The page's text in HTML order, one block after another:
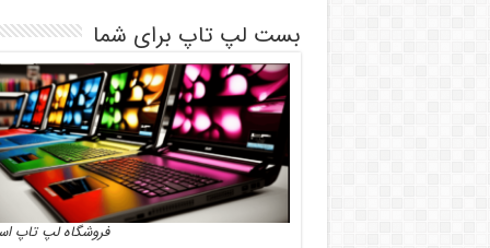
بست لپ تاپ برای شما
فروشگاه لپ تاپ